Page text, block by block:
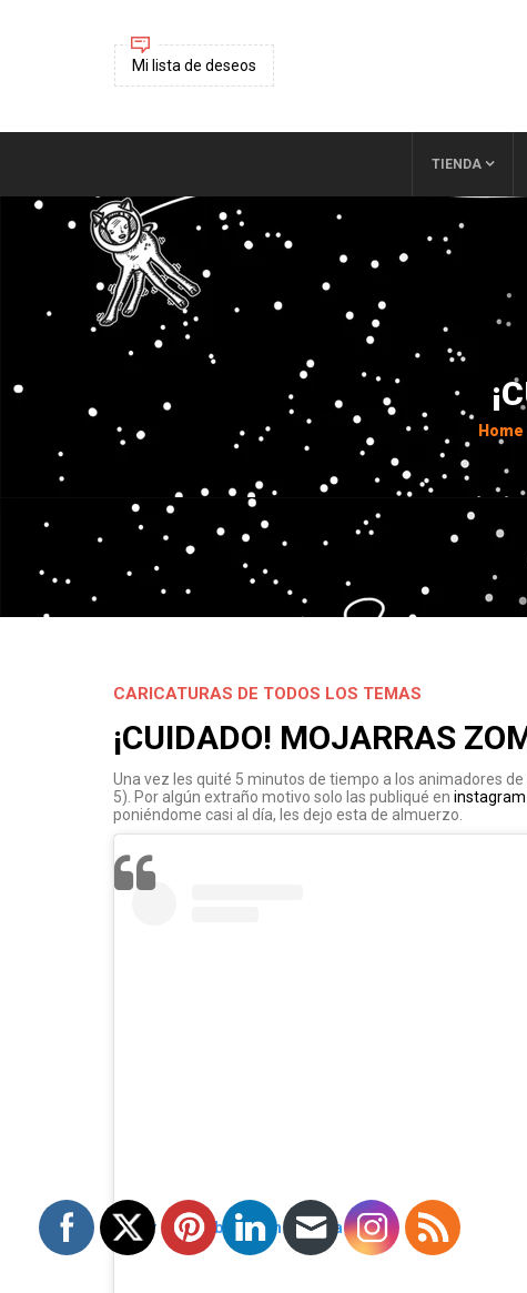
Mi lista de deseos
TIENDA
Home
CARICATURAS DE TODOS LOS TEMAS
¡CUIDADO! MOJARRAS
Una vez les quité 5 minutos de tiempo a los animadores de
5). Por algún extraño motivo solo las publiqué en instagram
poniéndome casi al día, les dejo esta de almuerzo.
Ver esta publicación en Instagram